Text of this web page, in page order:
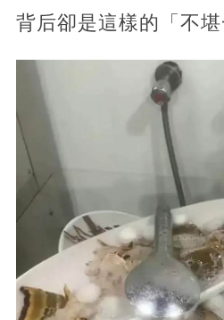
背后卻是這樣的「不堪